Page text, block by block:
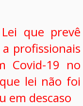
que prevê
profissionais
Covid-19 no
lei não foi
em descaso